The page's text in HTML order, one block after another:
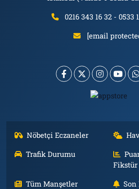
0216 343 16 32 - 0533
[email
Nöbetçi Eczaneler
Trafik Durumu
Fikstür
Tüm Manşetler
Son